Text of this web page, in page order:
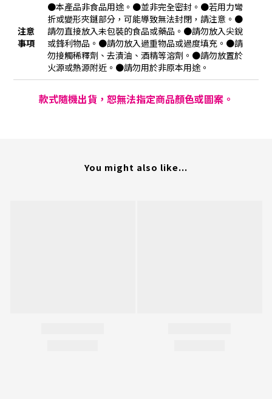
注意
事項
●本產品非食品用途。●並非完全密封。●若用力彎
折或變形夾鏈部分，可能導致無法封閉，請注意。●
請勿直接放入未包裝的食品或藥品。●請勿放入尖銳
或鋒利物品。●請勿放入過重物品或過度填充。●請
勿接觸稀釋劑、去漬油、酒精等溶劑。●請勿放置於
火源或熱源附近。●請勿用於非原本用途。
款式隨機出貨，恕無法指定商品顏色或圖案。
You might also like...